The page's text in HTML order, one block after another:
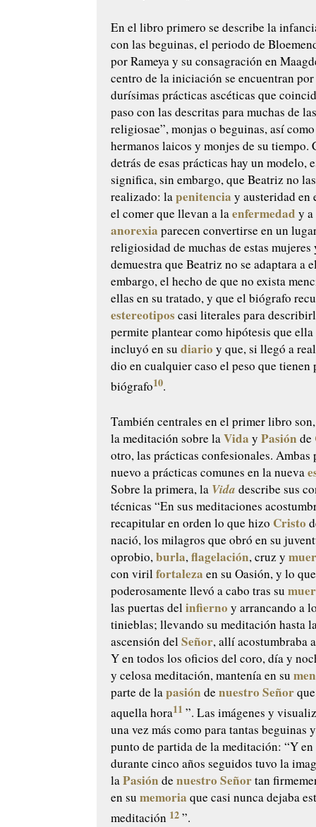
En el libro primero se describe la
con las beguinas, el periodo de
por Rameya y su consagración en
centro de la iniciación se encuentran
durísimas prácticas ascéticas que
paso con las descritas para muchas de
religiosae”, monjas o beguinas, así
hermanos laicos y monjes de su tiempo.
detrás de esas prácticas hay un modelo,
significa, sin embargo, que Beatriz no
realizado: lapenitencia y austeridad en
el comer que llevan a laenfermedad y
anorexia parecen convertirse en un
religiosidad de muchas de estas mujeres
demuestra que Beatriz no se adaptara a
embargo, el hecho de que no exista
ellas en su tratado, y que el biógrafo
estereotiposcasi literales para
permite plantear como hipótesis que
incluyó en sudiario y que, si llegó a
dio en cualquier caso el peso que tienen
biógrafo10.
También centrales en el primer libro
la meditación sobre laVida yPasión de
otro, las prácticas confesionales. Ambas
nuevo a prácticas comunes en la nueva
Sobre la primera, la Vida describe sus
técnicas “En sus meditaciones
recapitular en orden lo que hizo Cristo
nació, los milagros que obró en su
oprobio,burla,flagelación, cruz y
con virilfortaleza en su Oasión, y lo que
poderosamente llevó a cabo tras su
las puertas delinfierno y arrancando a
tinieblas; llevando su meditación hasta
ascensión delSeñor, allí acostumbraba
Y en todos los oficios del coro, día y
y celosa meditación, mantenía en su
parte de lapasión denuestro Señor
aquella hora11 ”. Las imágenes y
una vez más como para tantas beguinas
punto de partida de la meditación: “Y en
durante cinco años seguidos tuvo la
laPasión denuestro Señortan
en sumemoria que casi nunca dejaba
meditación 12”.